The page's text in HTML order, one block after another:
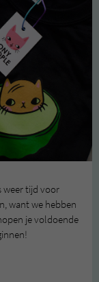
weer tijd voor
want we hebben
je voldoende